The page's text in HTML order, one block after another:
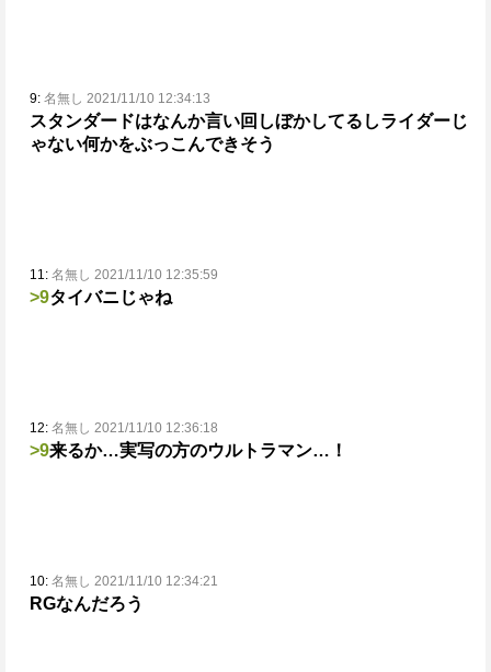
9: 名無し 2021/11/10 12:34:13
スタンダードはなんか言い回しぼかしてるしライダーじ
ゃない何かをぶっこんできそう
11: 名無し 2021/11/10 12:35:59
>9タイバニじゃね
12: 名無し 2021/11/10 12:36:18
>9来るか…実写の方のウルトラマン…！
10: 名無し 2021/11/10 12:34:21
RGなんだろう